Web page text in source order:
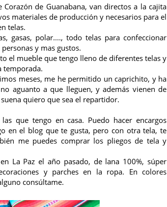
de Guanabana, van directos a la cajita
materiales de producción y necesarios para el
telas.
gasas, polar...., todo telas para confeccionar
y mas gustos.
el mueble que tengo lleno de diferentes telas y
temporada.
meses, me he permitido un caprichito, y ha
aguanto a que lleguen, y además vienen de
quiero que sea el repartidor.
que tengo en casa. Puedo hacer encargos
en el blog que te gusta, pero con otra tela, te
me puedes comprar los pliegos de tela y
La Paz el año pasado, de lana 100%, súper
y parches en la ropa. En colores
consúltame.